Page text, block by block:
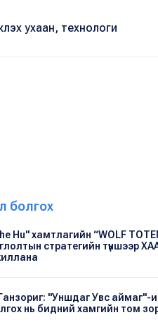
ухаан, технологи
болгох
Hu" хамтлагийн “WOLF
стратегийн түншээр
"Уншдаг Увс аймаг"-
нь бидний хамгийн том